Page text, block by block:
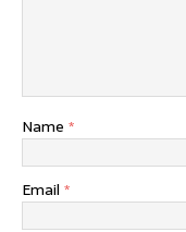
Name *
Email *